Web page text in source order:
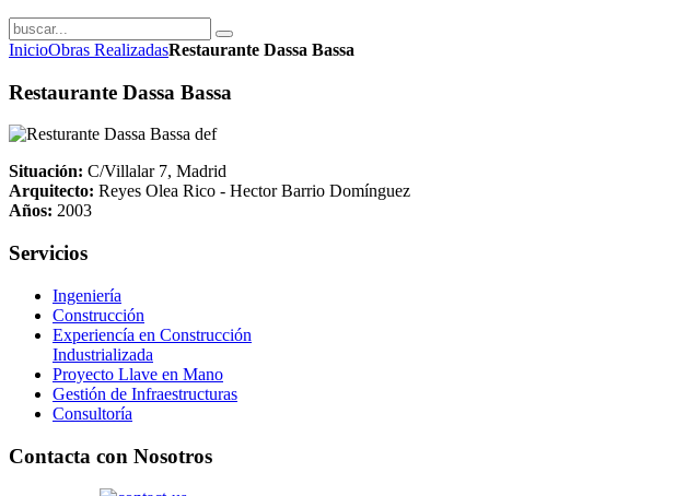
InicioObras RealizadasRestaurante Dassa Bassa
Restaurante Dassa Bassa
Situación: C/Villalar 7, Madrid
Arquitecto: Reyes Olea Rico - Hector Barrio Domínguez
Años: 2003
Servicios
Ingeniería
Construcción
Experiencía en Construcción
Industrializada
Proyecto Llave en Mano
Gestión de Infraestructuras
Consultoría
Contacta con Nosotros